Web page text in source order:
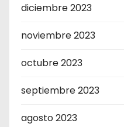
diciembre 2023
noviembre 2023
octubre 2023
septiembre 2023
agosto 2023